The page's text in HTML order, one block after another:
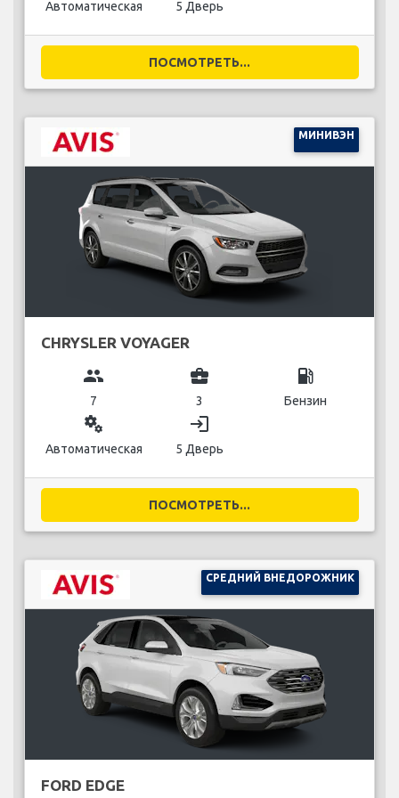
Автоматическая 5 Дверь
ПОСМОТРЕТЬ...
МИНИВЭН
CHRYSLER VOYAGER
group
7
business_center
3
local_gas_station
Бензин
miscellaneous_services
Автоматическая
login
5 Дверь
ПОСМОТРЕТЬ...
СРЕДНИЙ ВНЕДОРОЖНИК
FORD EDGE